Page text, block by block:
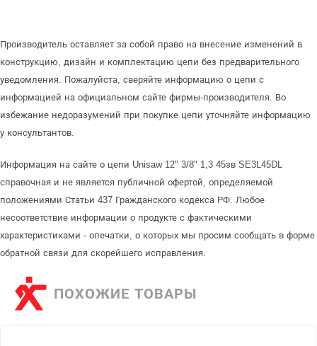
Производитель оставляет за собой право на внесение изменений в
конструкцию, дизайн и комплектацию цепи без предварительного
уведомления. Пожалуйста, сверяйте информацию о цепи с
информацией на официальном сайте фирмы-производителя. Во
избежание недоразумений при покупке цепи уточняйте информацию
у консультантов.
Информация на сайте о цепи Unisaw 12" 3/8" 1,3 45зв SE3L45DL
справочная и не является публичной офертой, определяемой
положениями Статьи 437 Гражданского кодекса РФ. Любое
несоответствие информации о продукте с фактическими
характеристиками - опечатки, о которых мы просим сообщать в форме
обратной связи для скорейшего исправления.
ПОХОЖИЕ ТОВАРЫ